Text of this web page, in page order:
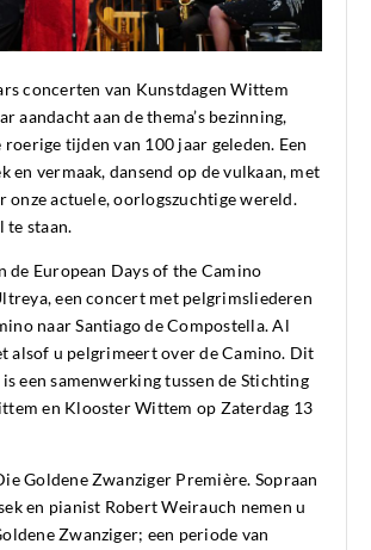
concerten van Kunstdagen Wittem
aandacht aan de thema’s bezinning,
roerige tijden van 100 jaar geleden. Een
en vermaak, dansend op de vulkaan, met
onze actuele, oorlogszuchtige wereld.
te staan.
de European Days of the Camino
een concert met pelgrimsliederen
naar Santiago de Compostella. Al
alsof u pelgrimeert over de Camino. Dit
een samenwerking tussen de Stichting
en Klooster Wittem op Zaterdag 13
Goldene Zwanziger Première. Sopraan
en pianist Robert Weirauch nemen u
Zwanziger; een periode van